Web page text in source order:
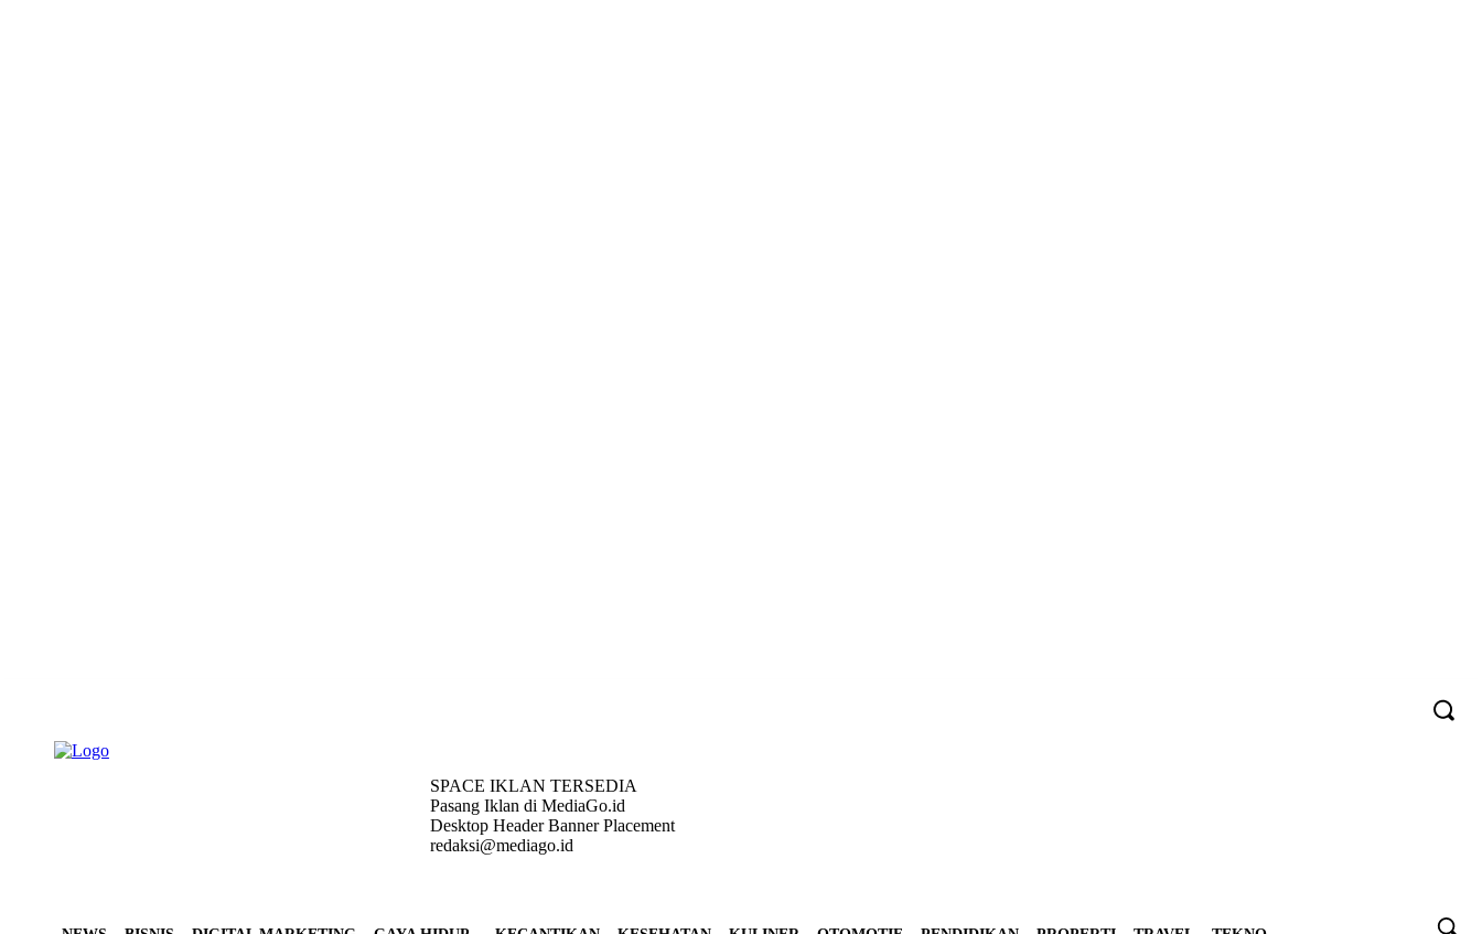
SPACE IKLAN TERSEDIA
Pasang Iklan di MediaGo.id
Desktop Header Banner Placement
redaksi@mediago.id